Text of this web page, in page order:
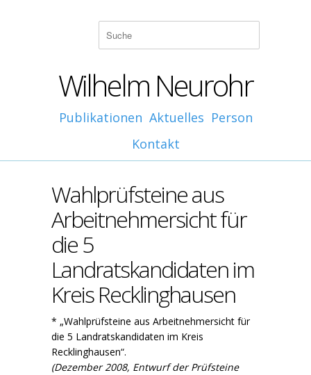
Wilhelm Neurohr
Publikationen Aktuelles Person
Kontakt
Wahlprüfsteine aus
Arbeitnehmersicht für
die 5
Landratskandidaten im
Kreis Recklinghausen
* „Wahlprüfsteine aus Arbeitnehmersicht für
die 5 Landratskandidaten im Kreis
Recklinghausen“.
(Dezember 2008, Entwurf der Prüfsteine